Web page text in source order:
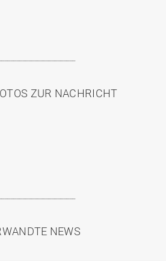
ZUR NACHRICHT
NEWS